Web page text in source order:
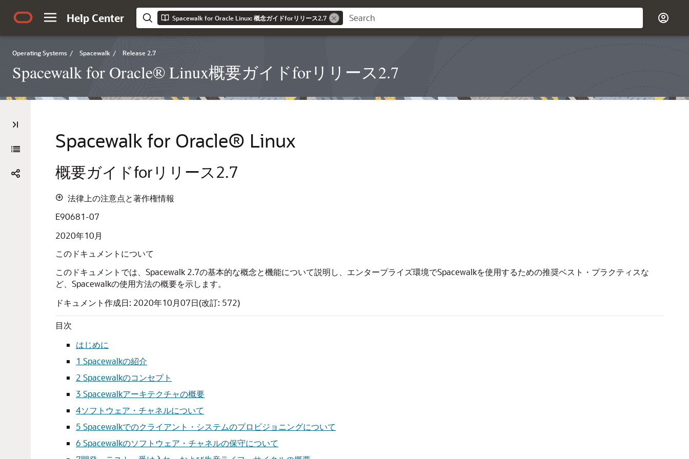
Help Center Spacewalk for Oracle Linux: 概念ガイドforリリース2.7
Operating Systems / Spacewalk / Release 2.7
Spacewalk for Oracle® Linux概要ガイドforリリース2.7
Spacewalk for Oracle® Linux
概要ガイドforリリース2.7
法律上の注意点と著作権情報
E90681-07
2020年10月
このドキュメントについて
このドキュメントでは、Spacewalk 2.7の基本的な概念と機能について説明し、エンタープライズ環境でSpacewalkを使用するための推奨ベスト・プラクティスな
ど、Spacewalkの使用方法の概要を示します。
ドキュメント作成日: 2020年10月07日(改訂: 572)
目次
はじめに
1 Spacewalkの紹介
2 Spacewalkのコンセプト
3 Spacewalkアーキテクチャの概要
4ソフトウェア・チャネルについて
5 Spacewalkでのクライアント・システムのプロビジョニングについて
6 Spacewalkのソフトウェア・チャネルの保守について